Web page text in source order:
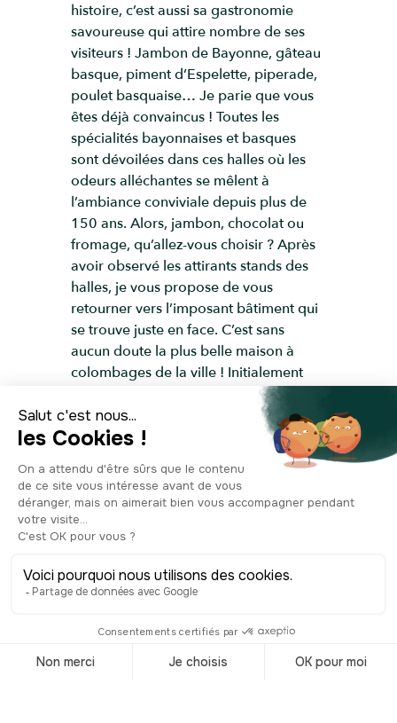
histoire, c’est aussi sa gastronomie
savoureuse qui attire nombre de ses
visiteurs ! Jambon de Bayonne, gâteau
basque, piment d’Espelette, piperade,
poulet basquaise… Je parie que vous
êtes déjà convaincus ! Toutes les
spécialités bayonnaises et basques
sont dévoilées dans ces halles où les
odeurs alléchantes se mêlent à
l’ambiance conviviale depuis plus de
150 ans. Alors, jambon, chocolat ou
fromage, qu’allez-vous choisir ? Après
avoir observé les attirants stands des
halles, je vous propose de vous
retourner vers l’imposant bâtiment qui
se trouve juste en face. C’est sans
aucun doute la plus belle maison à
colombages de la ville ! Initialement
construite à la fin du XVIe siècle ou
début XVIIe, cette splendide maison à
pans de bois affiche un décor typique
de la Renaissance et emblématique du
Pays basque, d’un rouge flamboyant et
d’un jaune ocre éclatant qui ne passent
pas inaperçu. Si on ne connaît pas
vraiment l’origine de cette maison, on
familles seulement depuis sa
qui elle tient son nom. Emblème de
la Nive, elle représente un superbe